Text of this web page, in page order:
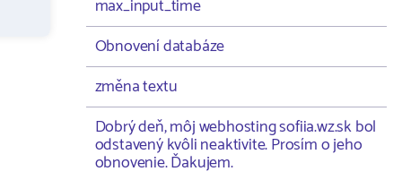
max_input_time
Obnovení databáze
změna textu
Dobrý deň, môj webhosting sofiia.wz.sk bol
odstavený kvôli neaktivite. Prosím o jeho
obnovenie. Ďakujem.